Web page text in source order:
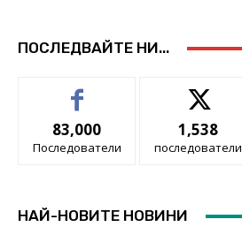
ПОСЛЕДВАЙТЕ НИ...
83,000
Последователи
1,538
последователи
НАЙ-НОВИТЕ НОВИНИ